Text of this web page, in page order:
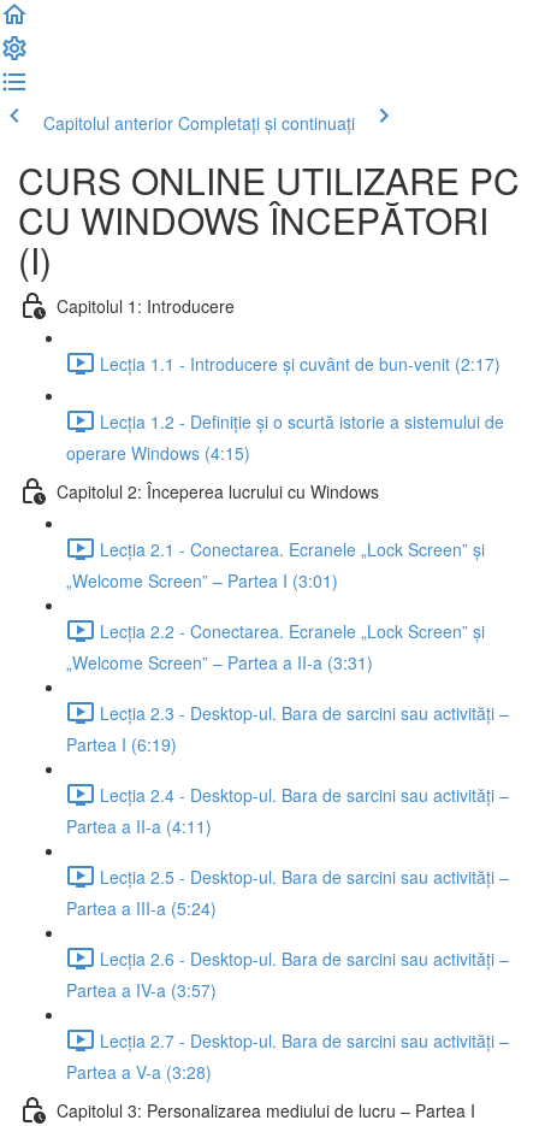
Capitolul anterior Completați și continuați
CURS ONLINE UTILIZARE PC
CU WINDOWS ÎNCEPĂTORI
(I)
Capitolul 1: Introducere
Lecția 1.1 - Introducere și cuvânt de bun-venit (2:17)
Lecția 1.2 - Definiție și o scurtă istorie a sistemului de
operare Windows (4:15)
Capitolul 2: Începerea lucrului cu Windows
Lecția 2.1 - Conectarea. Ecranele „Lock Screen” și
„Welcome Screen” – Partea I (3:01)
Lecția 2.2 - Conectarea. Ecranele „Lock Screen” și
„Welcome Screen” – Partea a II-a (3:31)
Lecția 2.3 - Desktop-ul. Bara de sarcini sau activități –
Partea I (6:19)
Lecția 2.4 - Desktop-ul. Bara de sarcini sau activități –
Partea a II-a (4:11)
Lecția 2.5 - Desktop-ul. Bara de sarcini sau activități –
Partea a III-a (5:24)
Lecția 2.6 - Desktop-ul. Bara de sarcini sau activități –
Partea a IV-a (3:57)
Lecția 2.7 - Desktop-ul. Bara de sarcini sau activități –
Partea a V-a (3:28)
Capitolul 3: Personalizarea mediului de lucru – Partea I